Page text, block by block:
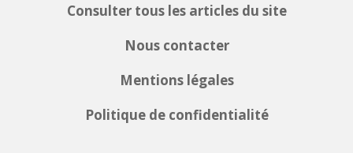
Consulter tous les articles du site
Nous contacter
Mentions légales
Politique de confidentialité